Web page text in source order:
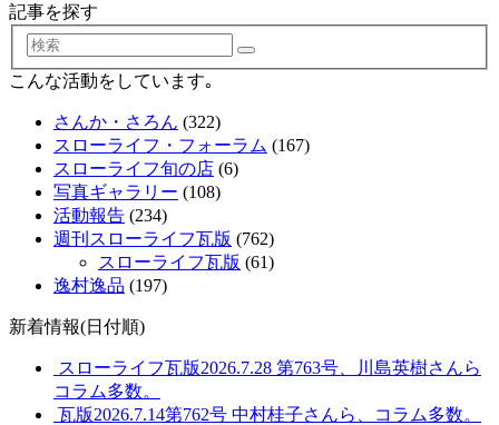
記事を探す
検
索
こんな活動をしています｡
さんか・さろん (322)
スローライフ・フォーラム (167)
スローライフ旬の店 (6)
写真ギャラリー (108)
活動報告 (234)
週刊スローライフ瓦版 (762)
スローライフ瓦版 (61)
逸村逸品 (197)
新着情報(日付順)
スローライフ瓦版2026.7.28 第763号、川島英樹さんら
コラム多数。
瓦版2026.7.14第762号 中村桂子さんら、コラム多数。